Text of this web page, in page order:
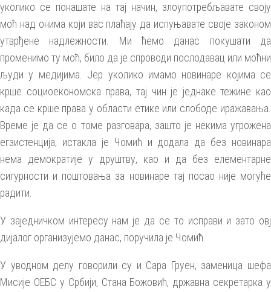
уколико се понашате на тај начин, злоупотребљавате своју
моћ над онима који вас плаћају да испуњавате своје законом
утврђене надлежности. Ми ћемо данас покушати да
променимо ту моћ, било да је спроводи послодавац или моћни
људи у медијима. Јер уколико имамо новинаре којима се
крше социоекономска права, тај чин је једнаке тежине као
када се крше права у области етике или слободе иражавања.
Време је да се о томе разговара, зашто је некима угрожена
егзистенција, истакла је Чомић и додала да без новинара
нема демократије у друштву, као и да без елементарне
сигурности и поштовања за новинаре тај посао није могуће
радити.
У заједничком интересу нам је да се то исправи и зато овј
дијалог организујемо данас, поручила је Чомић.
У уводном делу говорили су и Сара Груен, заменица шефа
Мисије ОЕБС у Србији, Стана Божовић, државна секретарка у